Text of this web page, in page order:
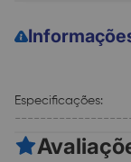
Especificações:
Haste do microfone
Fone internet,